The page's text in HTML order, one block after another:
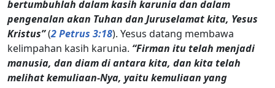
bertumbuhlah dalam kasih karunia dan dalam
pengenalan akan Tuhan dan Juruselamat kita, Yesus
Kristus”(2 Petrus 3:18). Yesus datang membawa
kelimpahan kasih karunia. “Firman itu telah menjadi
manusia, dan diam di antara kita, dan kita telah
melihat kemuliaan-Nya, yaitu kemuliaan yang